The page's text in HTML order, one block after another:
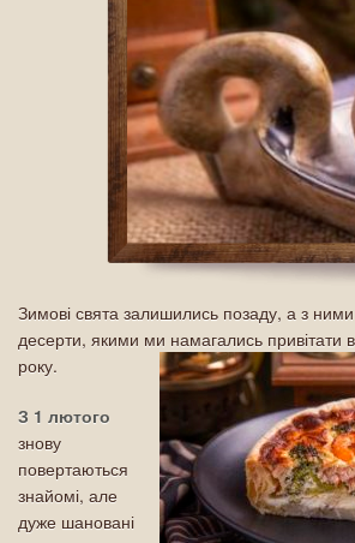
Зимові свята залишились позаду, а з ними
десерти, якими ми намагались привітати
року.
З 1 лютого
знову
повертаються
знайомі, але
дуже шановані